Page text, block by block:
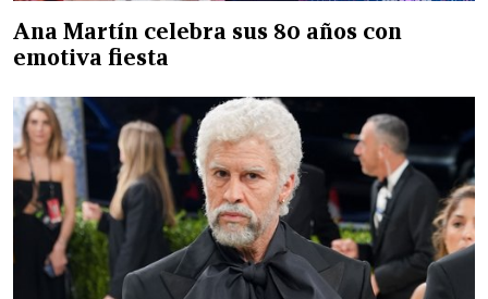
Ana Martín celebra sus 80 años con
emotiva fiesta